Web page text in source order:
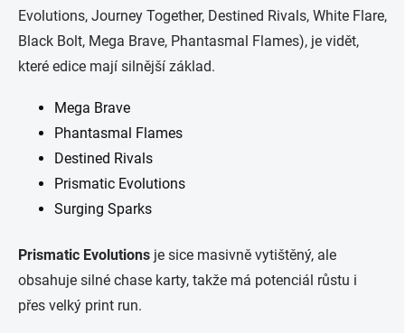
Evolutions, Journey Together, Destined Rivals, White Flare,
Black Bolt, Mega Brave, Phantasmal Flames), je vidět,
které edice mají silnější základ.
Mega Brave
Phantasmal Flames
Destined Rivals
Prismatic Evolutions
Surging Sparks
Prismatic Evolutions je sice masivně vytištěný, ale
obsahuje silné chase karty, takže má potenciál růstu i
přes velký print run.